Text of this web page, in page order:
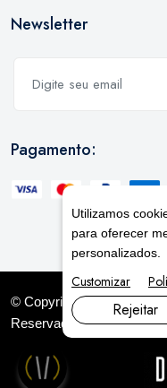
Newsletter
Pagamento:
© Copyright 2026. DIVIA
Reservados
Utilizamos
para oferecer
personalizados.
Customizar
Rejeitar